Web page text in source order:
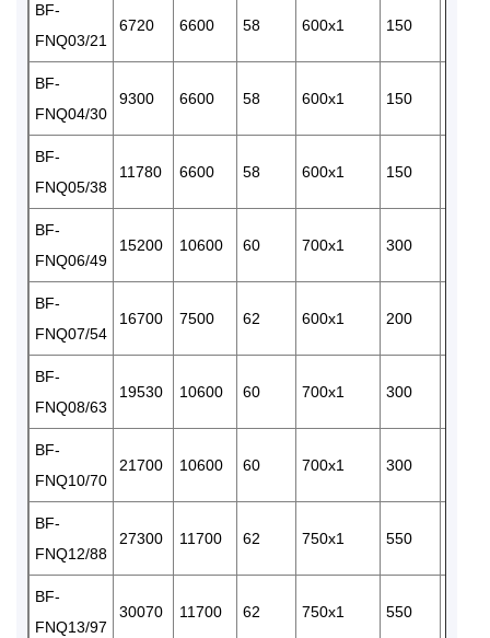
BF-
FNQ03/21
6720 6600 58 600x1 150
BF-
FNQ04/30
9300 6600 58 600x1 150
BF-
FNQ05/38
11780 6600 58 600x1 150
BF-
FNQ06/49
15200 10600 60 700x1 300
BF-
FNQ07/54
16700 7500 62 600x1 200
BF-
FNQ08/63
19530 10600 60 700x1 300
BF-
FNQ10/70
21700 10600 60 700x1 300
BF-
FNQ12/88
27300 11700 62 750x1 550
BF-
FNQ13/97
30070 11700 62 750x1 550